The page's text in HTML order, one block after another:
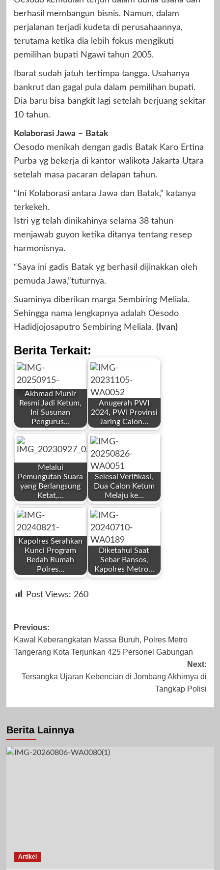
berhasil membangun bisnis. Namun, dalam
perjalanan terjadi kudeta di perusahaannya,
terutama ketika dia lebih fokus mengikuti
pemilihan bupati Ngawi tahun 2005.
Ibarat sudah jatuh tertimpa tangga. Usahanya
bankrut dan gagal pula dalam pemilihan bupati.
Dia baru bisa bangkit lagi setelah berjuang sekitar
10 tahun.
Kolaborasi Jawa– Batak
Oesodo menikah dengan gadis Batak Karo Ertina
Purba yg bekerja di kantor walikota Jakarta Utara
setelah masa pacaran delapan tahun.
“Ini Kolaborasi antara Jawa dan Batak,” katanya
terkekeh.
Istri yg telah dinikahinya selama 38 tahun
menjawab guyon ketika ditanya tentang resep
harmonisnya.
“Saya ini gadis Batak yg berhasil dijinakkan oleh
pemuda Jawa,”tuturnya.
Suaminya diberikan marga Sembiring Meliala.
Sehingga nama lengkapnya adalah Oesodo
Hadidjojosaputro Sembiring Meliala. (Ivan)
Berita Terkait:
Akhmad Munir
Resmi Jadi Ketum,
Ini Susunan
Pengurus…
by
Redaksi
September 16,
2025
Anugerah PWI
2024, PWI Provinsi
Jaring Calon…
by
Redaksi
November 6,
2023
Melalui
Pemungutan Suara
yang Berlangsung
Ketat,…
by
Redaksi
September 26,
Selesai Verifikasi,
Dua Calon Ketum
Melaju ke…
by
Redaksi
Agustus 26, 2025
Kapolres Serahkan
Kunci Program
Bedah Rumah
Polres…
Redaksi
Diketahui Saat
Sebar Bansos,
Kapolres Metro…
Redaksi
Post Views: 260
Post
navigation
Previous:
Kawal Keberangkatan Massa Buruh, Polres Metro
Tangerang Kota Terjunkan 425 Personel Gabungan
Next:
Tersangka Ujaran Kebencian di Jombang Akhirnya di
Tangkap Polisi
Berita Lainnya
Artikel